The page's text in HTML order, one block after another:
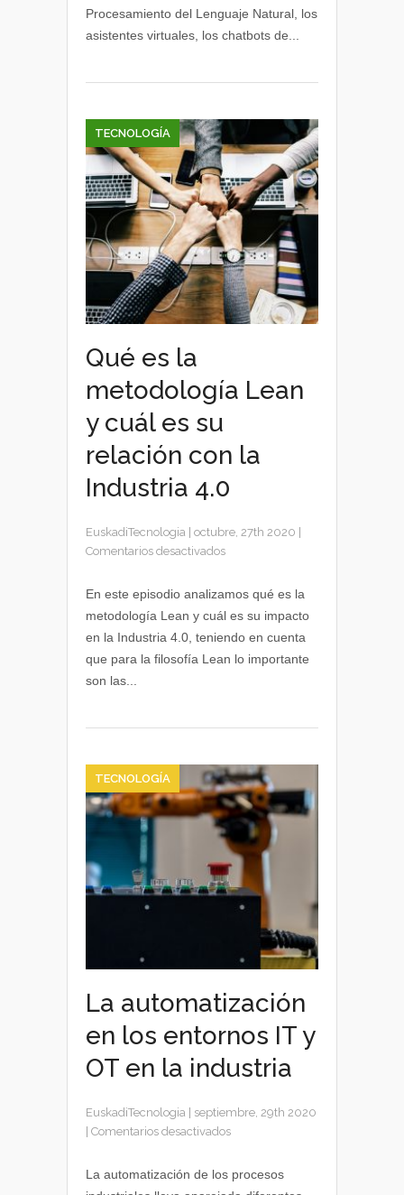
Procesamiento del Lenguaje Natural, los
asistentes virtuales, los chatbots de...
TECNOLOGÍA
Qué es la
metodología Lean
y cuál es su
relación con la
Industria 4.0
EuskadiTecnologia octubre, 27th 2020
Comentarios desactivadosen
metodología
Lean
y
la
Industria
4.0
En este episodio analizamos qué es la
metodología Lean y cuál es su impacto
en la Industria 4.0, teniendo en cuenta
que para la filosofía Lean lo importante
son las...
TECNOLOGÍA
La automatización
en los entornos IT y
OT en la industria
EuskadiTecnologia
septiembre, 29th 2020
Comentarios desactivadosen
La automatización de los procesos